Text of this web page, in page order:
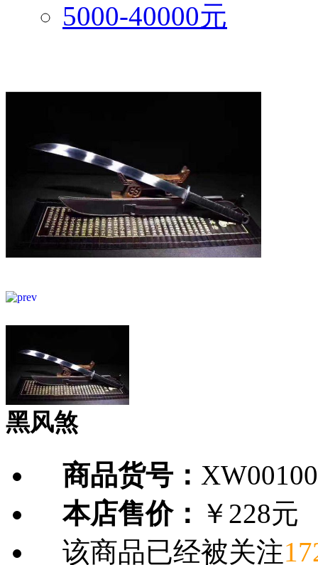
5000-40000元
黑风煞
商品货号：
本店售价： ￥228元
该商品已经被关注